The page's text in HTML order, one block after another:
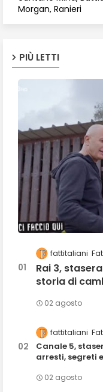
Morgan, Ranieri
PIÙ LETTI
fattitaliani
Rai 3,
storia di
02 agosto
fattitaliani
Canale 5,
arresti, segreti
02 agosto